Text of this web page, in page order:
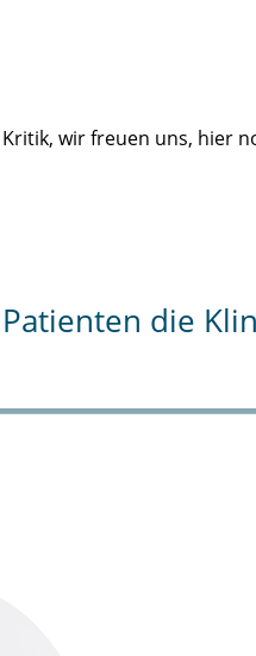
wir freuen uns,
die